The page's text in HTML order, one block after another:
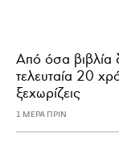
Από όσα βιβλία
τελευταία 20
ξεχωρίζεις
1 ΜΕΡΑ ΠΡΙΝ